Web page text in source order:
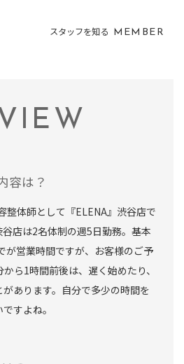
スタッフを知る MEMBER
容は？
整体師として『ELENA』渋谷店で
店は2名体制の週5日勤務。基本
が営業時間ですが、お客様のご予
ら1時間前後は、遅く始めたり、
あります。自分で多少の時間を
すよね。